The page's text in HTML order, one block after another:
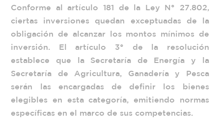
Conforme al artículo 181 de la Ley N° 27.802,
ciertas inversiones quedan exceptuadas de la
obligación de alcanzar los montos mínimos de
inversión. El artículo 3° de la resolución
establece que la Secretaría de Energía y la
Secretaría de Agricultura, Ganadería y Pesca
serán las encargadas de definir los bienes
elegibles en esta categoría, emitiendo normas
específicas en el marco de sus competencias.